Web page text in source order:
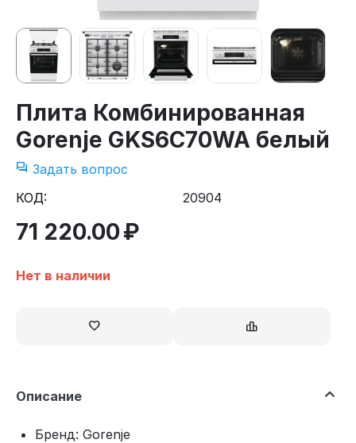
Плита Комбинированная
Gorenje GKS6C70WA белый
Задать вопрос
КОД:
20904
71 220.00₽
Нет в наличии
Описание
Бренд: Gorenje